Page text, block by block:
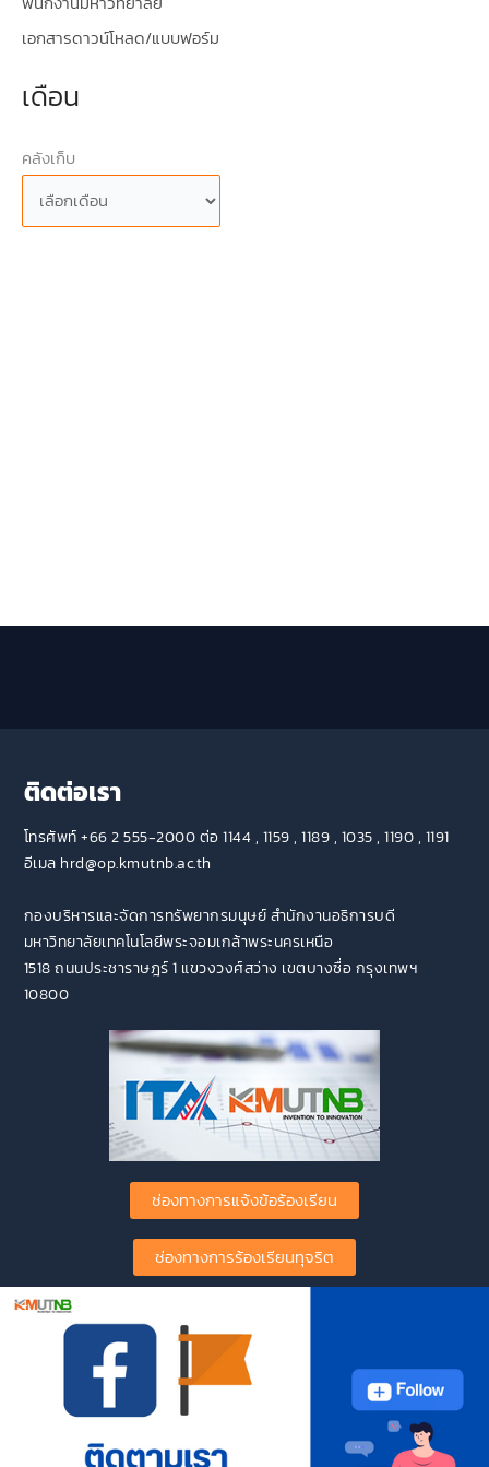
เอกสารดาวน์โหลด/แบบฟอร์ม
เดือน
คลังเก็บ
ติดต่อเรา
โทรศัพท์ +66 2 555-2000 ต่อ 1144 , 1159 , 1189 , 1035 , 1190 , 1191
อีเมล hrd@op.kmutnb.ac.th
กองบริหารและจัดการทรัพยากรมนุษย์ สำนักงานอธิการบดี
มหาวิทยาลัยเทคโนโลยีพระจอมเกล้าพระนครเหนือ
1518 ถนนประชาราษฎร์ 1 แขวงวงศ์สว่าง เขตบางซื่อ กรุงเทพฯ
10800
ช่องทางการแจ้งข้อร้องเรียน
ช่องทางการร้องเรียนทุจริต